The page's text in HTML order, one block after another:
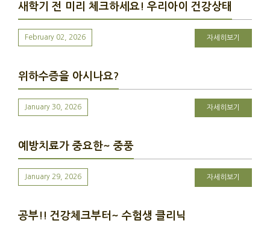
새학기 전 미리 체크하세요! 우리아이 건강상태
February 02, 2026 자세히보기
위하수증을 아시나요?
January 30, 2026 자세히보기
예방치료가 중요한~ 중풍
January 29, 2026 자세히보기
공부!! 건강체크부터~ 수험생 클리닉